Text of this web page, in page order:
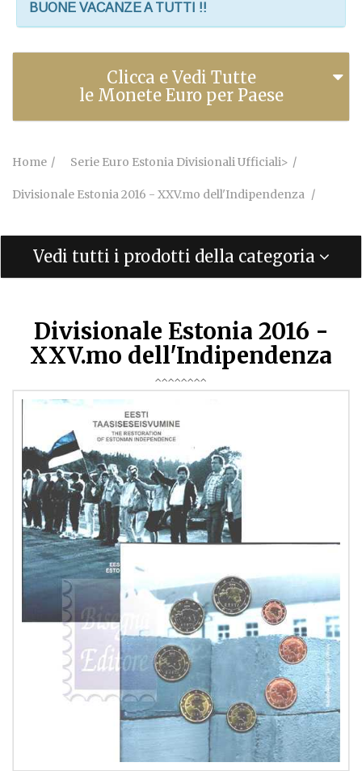
BUONE VACANZE A TUTTI !!
Clicca e Vedi Tutte
le Monete Euro per Paese
Home Serie Euro Estonia Divisionali Ufficiali>
Divisionale Estonia 2016 - XXV.mo dell'Indipendenza
Vedi tutti i prodotti della categoria
Divisionale Estonia 2016 -
XXV.mo dell'Indipendenza